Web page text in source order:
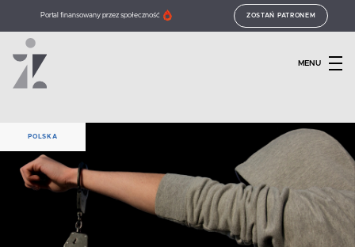
Portal finansowany przez społeczność ZOSTAŃ PATRONEM
MENU
POLSKA